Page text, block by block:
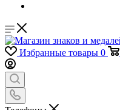
Избранные товары 0